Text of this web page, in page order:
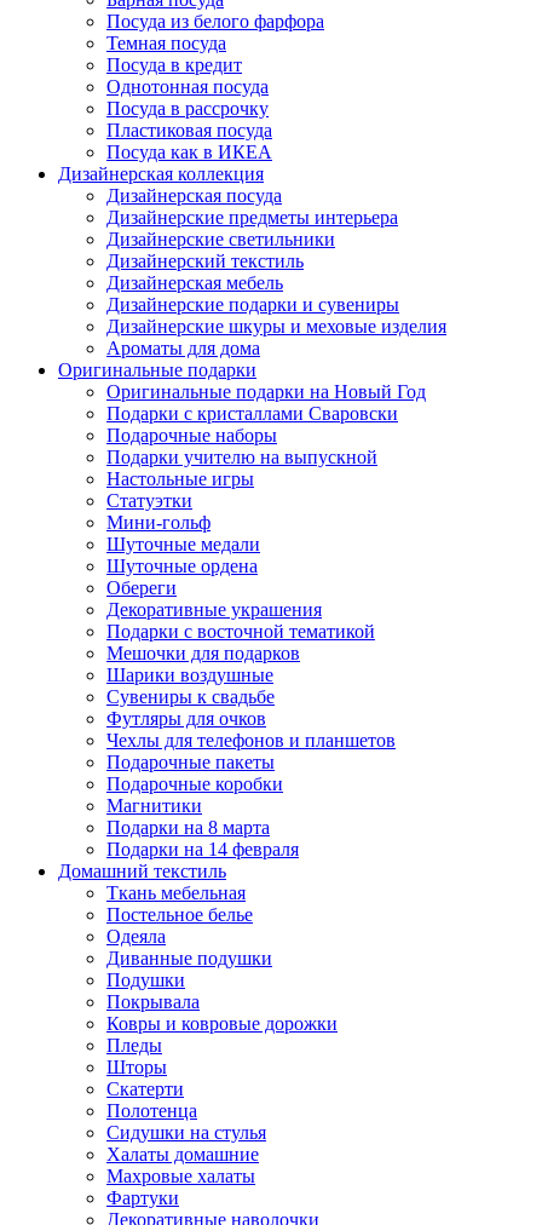
Посуда из белого фарфора
Темная посуда
Посуда в кредит
Однотонная посуда
Посуда в рассрочку
Пластиковая посуда
Посуда как в ИКЕА
Дизайнерская коллекция
Дизайнерская посуда
Дизайнерские предметы интерьера
Дизайнерские светильники
Дизайнерский текстиль
Дизайнерская мебель
Дизайнерские подарки и сувениры
Дизайнерские шкуры и меховые изделия
Ароматы для дома
Оригинальные подарки
Оригинальные подарки на Новый Год
Подарки с кристаллами Сваровски
Подарочные наборы
Подарки учителю на выпускной
Настольные игры
Статуэтки
Мини-гольф
Шуточные медали
Шуточные ордена
Обереги
Декоративные украшения
Подарки с восточной тематикой
Мешочки для подарков
Шарики воздушные
Сувениры к свадьбе
Футляры для очков
Чехлы для телефонов и планшетов
Подарочные пакеты
Подарочные коробки
Магнитики
Подарки на 8 марта
Подарки на 14 февраля
Домашний текстиль
Ткань мебельная
Постельное белье
Одеяла
Диванные подушки
Подушки
Покрывала
Ковры и ковровые дорожки
Пледы
Шторы
Скатерти
Полотенца
Сидушки на стулья
Халаты домашние
Махровые халаты
Фартуки
Декоративные наволочки